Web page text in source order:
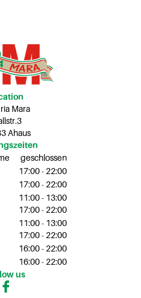
Mara
Ahaus
geschlossen
17:00 - 22:00
17:00 - 22:00
11:00 - 13:00
17:00 - 22:00
11:00 - 13:00
17:00 - 22:00
16:00 - 22:00
16:00 - 22:00
us